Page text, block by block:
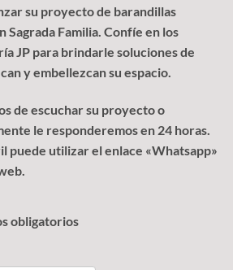
su proyecto de barandillas
Sagrada Familia. Confíe en los
JP para brindarle soluciones de
y embellezcan su espacio.
de escuchar su proyecto o
le responderemos en 24 horas.
puede utilizar el enlace «Whatsapp»
obligatorios